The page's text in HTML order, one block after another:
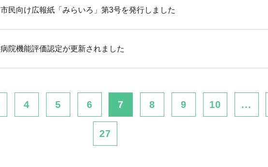
市民向け広報紙「みらいろ」第3号を発行しました
病院機能評価認定が更新されました
4 5 6 7 8 9 10 ...
27